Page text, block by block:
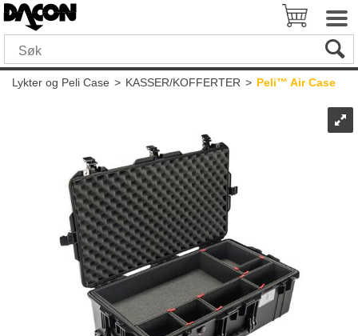
Lykter og Peli Case>KASSER/KOFFERTER>Peli™ Air Case